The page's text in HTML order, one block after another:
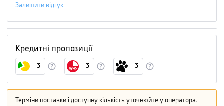
Залишити відгук
Кредитні пропозиції
3 3 3
Терміни поставки і доступну кількість уточнюйте у оператора.